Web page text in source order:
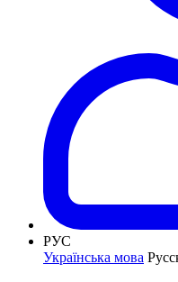
РУС
Українська мова